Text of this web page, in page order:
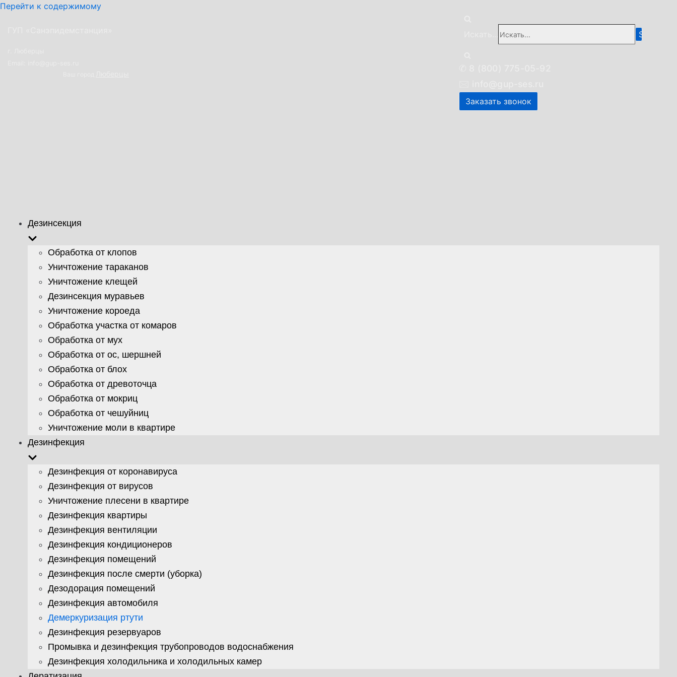
Перейти к содержимому
Заказать звонок
Дезинсекция
Обработка от клопов
Уничтожение тараканов
Уничтожение клещей
Дезинсекция муравьев
Уничтожение короеда
Обработка участка от комаров
Обработка от мух
Обработка от ос, шершней
Обработка от блох
Обработка от древоточца
Обработка от мокриц
Обработка от чешуйниц
Уничтожение моли в квартире
Дезинфекция
Дезинфекция от коронавируса
Дезинфекция от вирусов
Уничтожение плесени в квартире
Дезинфекция квартиры
Дезинфекция вентиляции
Дезинфекция кондиционеров
Дезинфекция помещений
Дезинфекция после смерти (уборка)
Дезодорация помещений
Дезинфекция автомобиля
Демеркуризация ртути
Дезинфекция резервуаров
Промывка и дезинфекция трубопроводов водоснабжения
Дезинфекция холодильника и холодильных камер